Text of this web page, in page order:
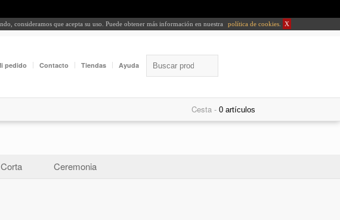
consideramos que acepta su uso. Puede obtener más información en nuestra política de cookies X
pedido Contacto Tiendas Ayuda
Cesta -
Ceremonia